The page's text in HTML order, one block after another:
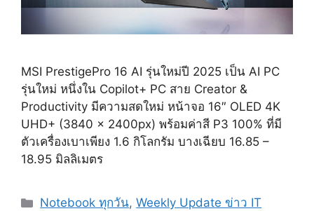
MSI PrestigePro 16 AI รุ่นใหม่ปี 2025 เป็น AI PC
รุ่นใหม่ หนึ่งใน Copilot+ PC สาย Creator &
Productivity มีความสดใหม่ หน้าจอ 16″ OLED 4K
UHD+ (3840 x 2400px) พร้อมค่าสี P3 100% ที่มี
ตัวเครื่องเบาเพียง 1.6 กิโลกรัม บางเฉียบ 16.85 –
18.95 มิลลิเมตร
Categories
Notebook ทุกวัน,Weekly Update ข่าว IT